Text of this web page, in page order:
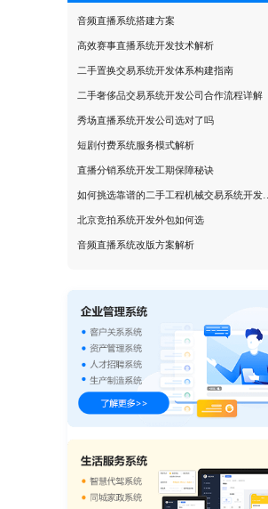
音频直播系统搭建方案
高效赛事直播系统开发技术解析
二手置换交易系统开发体系构建指南
二手奢侈品交易系统开发公司合作流程详解
秀场直播系统开发公司选对了吗
短剧付费系统服务模式解析
直播分销系统开发工期保障秘诀
如何挑选靠谱的二手工程机械交易系统开发公司
北京竞拍系统开发外包如何选
音频直播系统改版方案解析